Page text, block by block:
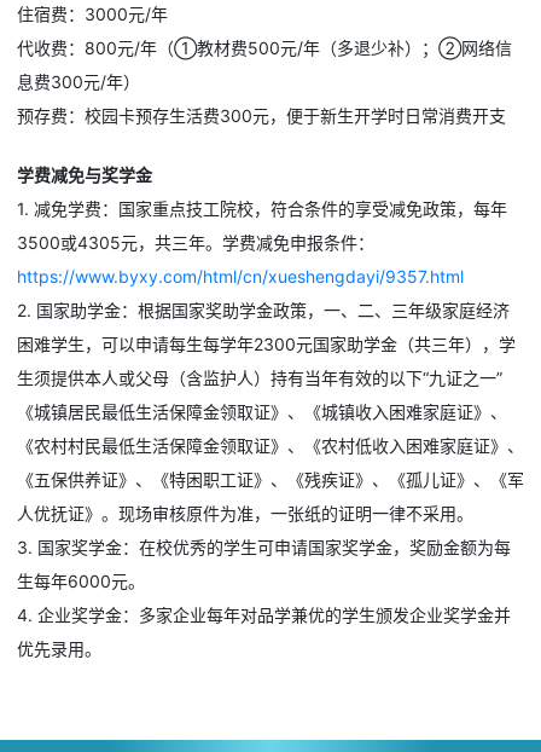
住宿费：3000元/年
代收费：800元/年（①教材费500元/年（多退少补）；②网络信
息费300元/年）
预存费：校园卡预存生活费300元，便于新生开学时日常消费开支
学费减免与奖学金
1. 减免学费：国家重点技工院校，符合条件的享受减免政策，每年
3500或4305元，共三年。学费减免申报条件：
https://www.byxy.com/html/cn/xueshengdayi/9357.html
2. 国家助学金：根据国家奖助学金政策，一、二、三年级家庭经济
困难学生，可以申请每生每学年2300元国家助学金（共三年），学
生须提供本人或父母（含监护人）持有当年有效的以下“九证之一”
《城镇居民最低生活保障金领取证》、《城镇收入困难家庭证》、
《农村村民最低生活保障金领取证》、《农村低收入困难家庭证》、
《五保供养证》、《特困职工证》、《残疾证》、《孤儿证》、《军
人优抚证》。现场审核原件为准，一张纸的证明一律不采用。
3. 国家奖学金：在校优秀的学生可申请国家奖学金，奖励金额为每
生每年6000元。
4. 企业奖学金：多家企业每年对品学兼优的学生颁发企业奖学金并
优先录用。